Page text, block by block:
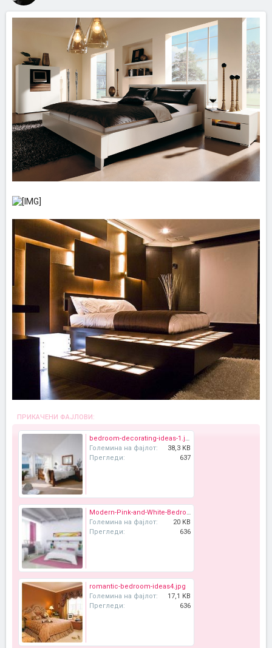
ПРИКАЧЕНИ ФАЈЛОВИ:
bedroom-decorating-ideas-1.jpg
Големина на фајлот:
38,3 KB
Прегледи:
637
Modern-Pink-and-White-Bedroom.jpg
Големина на фајлот:
20 KB
Прегледи:
636
romantic-bedroom-ideas4.jpg
Големина на фајлот:
17,1 KB
Прегледи:
636